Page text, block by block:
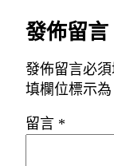
發佈留言
發佈留言必
填欄位標示為
留言 *